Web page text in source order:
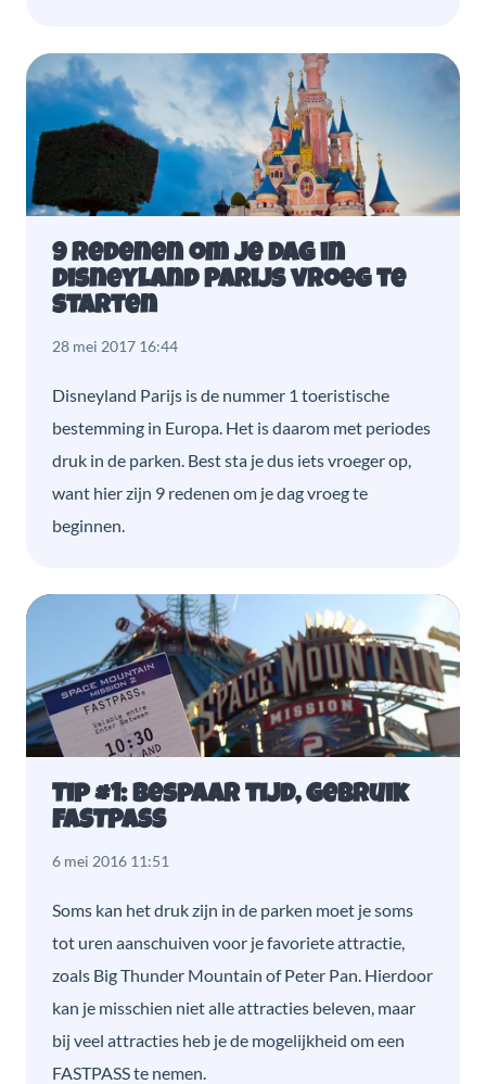
9 redenen om je dag in
Disneyland Parijs vroeg te
starten
28 mei 2017 16:44
Disneyland Parijs is de nummer 1 toeristische
bestemming in Europa. Het is daarom met periodes
druk in de parken. Best sta je dus iets vroeger op,
want hier zijn 9 redenen om je dag vroeg te
beginnen.
Tip #1: Bespaar tijd, gebruik
FASTPASS
6 mei 2016 11:51
Soms kan het druk zijn in de parken moet je soms
tot uren aanschuiven voor je favoriete attractie,
zoals Big Thunder Mountain of Peter Pan. Hierdoor
kan je misschien niet alle attracties beleven, maar
bij veel attracties heb je de mogelijkheid om een
FASTPASS te nemen.